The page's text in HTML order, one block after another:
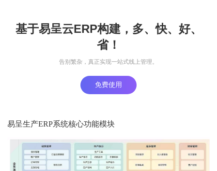
基于易呈云ERP构建，多、快、好、
省！
告别繁杂，真正实现一站式线上管理。
免费使用
易呈生产ERP系统核心功能模块